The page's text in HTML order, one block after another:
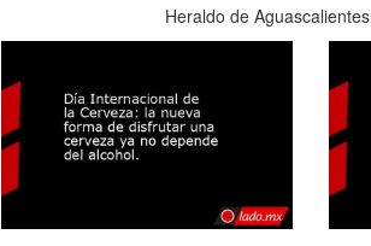
Heraldo de Aguascalientes